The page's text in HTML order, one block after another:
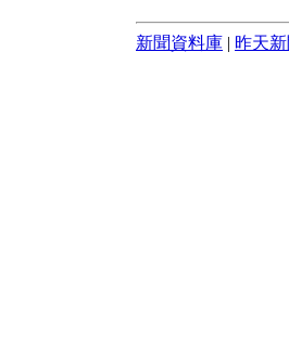
新聞資料庫 | 昨天